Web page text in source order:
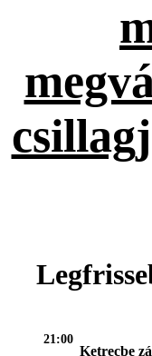
21:00
Ketrecbe